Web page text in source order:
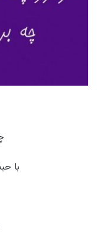
با